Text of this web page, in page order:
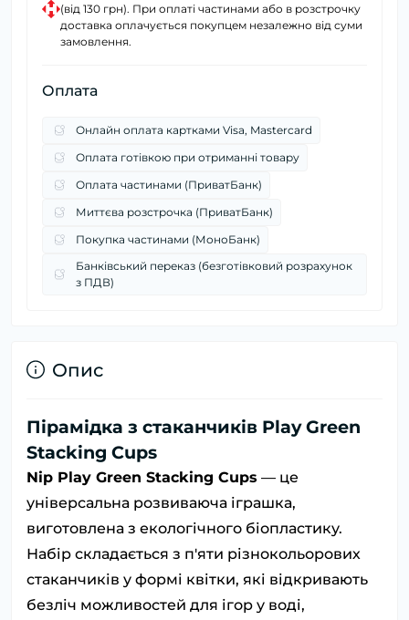
(від 130 грн). При оплаті частинами або в розстрочку
доставка оплачується покупцем незалежно від суми
замовлення.
Оплата
Онлайн оплата картками Visa, Mastercard
Оплата готівкою при отриманні товару
Оплата частинами (ПриватБанк)
Миттєва розстрочка (ПриватБанк)
Покупка частинами (МоноБанк)
Банківський переказ (безготівковий розрахунок
з ПДВ)
Опис
Пірамідка з стаканчиків Play Green
Stacking Cups
Nip Play Green Stacking Cups — це
універсальна розвиваюча іграшка,
виготовлена з екологічного біопластику.
Набір складається з п'яти різнокольорових
стаканчиків у формі квітки, які відкривають
безліч можливостей для ігор у воді,